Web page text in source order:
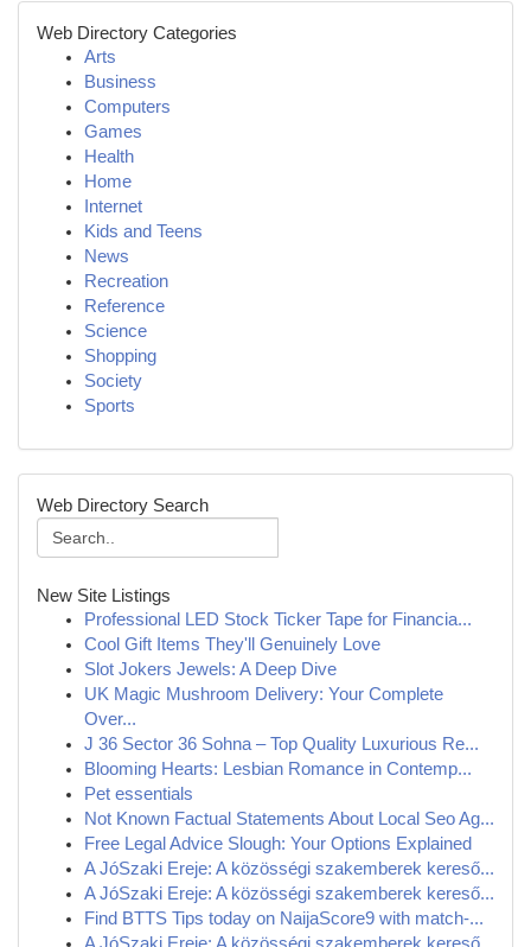
Web Directory Categories
Arts
Business
Computers
Games
Health
Home
Internet
Kids and Teens
News
Recreation
Reference
Science
Shopping
Society
Sports
Web Directory Search
New Site Listings
Professional LED Stock Ticker Tape for Financia...
Cool Gift Items They'll Genuinely Love
Slot Jokers Jewels: A Deep Dive
UK Magic Mushroom Delivery: Your Complete
Over...
J 36 Sector 36 Sohna – Top Quality Luxurious Re...
Blooming Hearts: Lesbian Romance in Contemp...
Pet essentials
Not Known Factual Statements About Local Seo Ag...
Free Legal Advice Slough: Your Options Explained
A JóSzaki Ereje: A közösségi szakemberek kereső...
A JóSzaki Ereje: A közösségi szakemberek kereső...
Find BTTS Tips today on NaijaScore9 with match-...